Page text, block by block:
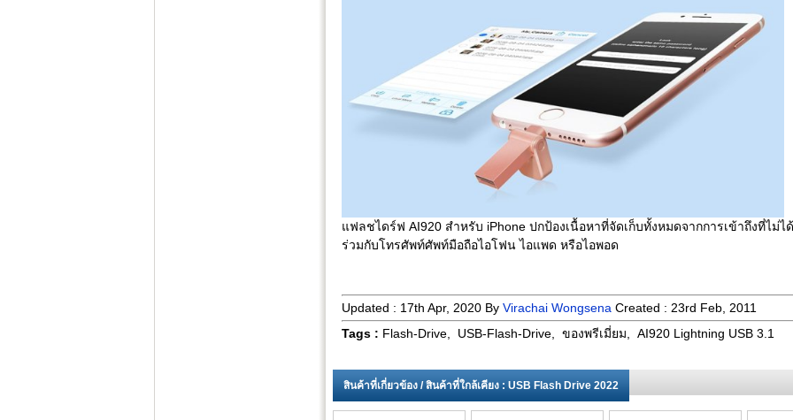
แฟลชไดร์ฟ AI920 สําหรับ iPhone ปกป้องเนื้อหาที่จัดเก็บทั้งหมดจากการเข้าถึงที่ไม่
ร่วมกับโทรศัพท์ศัพท์มือถือไอโฟน ไอแพด หรือไอพอด
Updated : 17th Apr, 2020 By Virachai Wongsena Created : 23rd Feb, 2011
Tags : Flash-Drive, USB-Flash-Drive, ของพรีเมี่ยม, AI920 Lightning USB 3.1
สินค้าที่เกี่ยวข้อง / สินค้าที่ใกล้เคียง : USB Flash Drive 2022